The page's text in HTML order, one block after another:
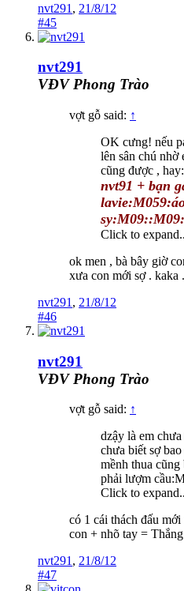
nvt291 , 21/8/12
#45
nvt291
VĐV Phong Trào
vợt gỗ said: ↑
OK cưng! nếu
lên sân chú nhờ
cũng được , hay:
nvt91 + bạn
Click to
ok men , bà bây giờ
xưa con mới sợ . kaka
nvt291 , 21/8/12
#46
nvt291
VĐV Phong Trào
vợt gỗ said: ↑
dzậy là em
chưa biết sợ
mềnh thua
phải lượm
Click to
có 1 cái thách đấu mới
con + nhõ tay =
nvt291 , 21/8/12
#47